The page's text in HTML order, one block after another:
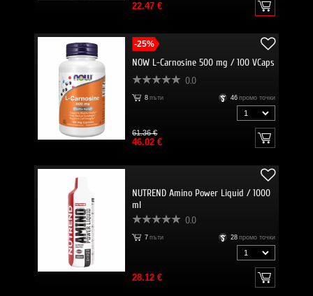
22.47 €
-25%
NOW L-Carnosine 500 mg / 100 VCaps
0.0
8 пъти 46 промо точки
61.36 €
46.02 €
NUTREND Amino Power Liquid / 1000
ml
0.0
7 пъти 28 промо точки
28.12 €